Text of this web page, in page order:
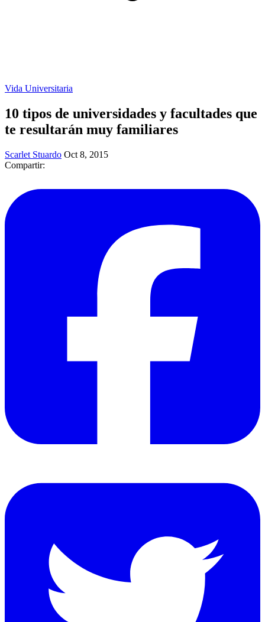
Vida Universitaria
10 tipos de universidades y facultades que
te resultarán muy familiares
Scarlet Stuardo Oct 8, 2015
Compartir: